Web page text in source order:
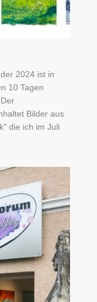
2024 ist in
10 Tagen
Bilder aus
die ich im Juli